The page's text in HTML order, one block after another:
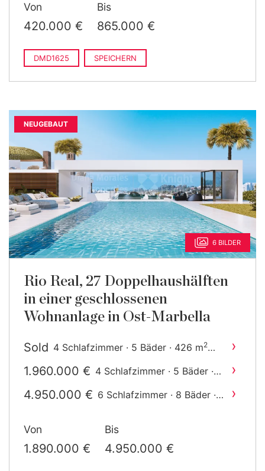
2gebaut
835.000 €
4 Schlafzimmer · 3 Bäder · 154
2gebaut
Von
420.000 €
Bis
865.000 €
DMD1625 SPEICHERN
NEUGEBAUT
6 BILDER
Rio Real, 27 Doppelhaushälften
in einer geschlossenen
Wohnanlage in Ost-Marbella
Sold 4 Schlafzimmer · 5 Bäder · 426 m2 ›
1.960.000 € 4 Schlafzimmer · 5 Bäder ·
›
4.950.000 € 6 Schlafzimmer · 8 Bäder ·
›
Von
1.890.000 €
Bis
4.950.000 €